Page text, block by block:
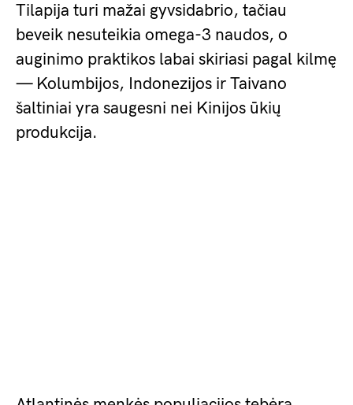
Tilapija turi mažai gyvsidabrio, tačiau
beveik nesuteikia omega-3 naudos, o
auginimo praktikos labai skiriasi pagal kilmę
— Kolumbijos, Indonezijos ir Taivano
šaltiniai yra saugesni nei Kinijos ūkių
produkcija.